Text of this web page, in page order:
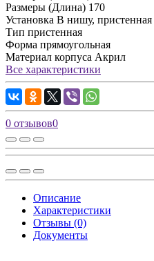
Размеры (Длина) 170
Установка В нишу, пристенная
Тип пристенная
Форма прямоугольная
Материал корпуса Акрил
Все характеристики
0 отзывов0
Описание
Характеристики
Отзывы (0)
Документы